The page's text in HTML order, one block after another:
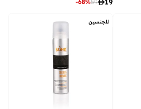
19
59
-68%
للجنسين